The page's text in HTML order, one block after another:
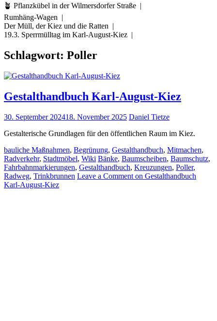
🪴 Pflanzkübel in der Wilmersdorfer Straße |
Rumhäng-Wagen |
Der Müll, der Kiez und die Ratten |
19.3. Sperrmülltag im Karl-August-Kiez |
Schlagwort: Poller
Gestalthandbuch Karl-August-Kiez
30. September 202418. November 2025 Daniel Tietze
Gestalterische Grundlagen für den öffentlichen Raum im Kiez.
bauliche Maßnahmen, Begrünung, Gestalthandbuch, Mitmachen,
Radverkehr, Stadtmöbel, Wiki Bänke, Baumscheiben, Baumschutz,
Fahrbahnmarkierungen, Gestalthandbuch, Kreuzungen, Poller,
Radweg, Trinkbrunnen Leave a Comment on Gestalthandbuch
Karl-August-Kiez